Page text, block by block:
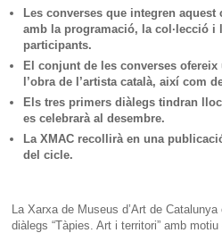
Les converses que integren
amb la programació, la col·lecció i
participants.
El conjunt de les converses
l’obra de l’artista català, així com
Els tres primers diàlegs tindran
es celebrarà al desembre.
La XMAC recollirà en una
del cicle.
La Xarxa de Museus d’Art de
diàlegs “Tàpies. Art i territori” amb